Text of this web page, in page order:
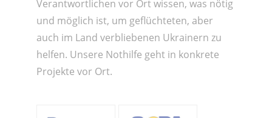
Verantwortlichen vor Ort wissen, was nötig
und möglich ist, um geflüchteten, aber
auch im Land verbliebenen Ukrainern zu
helfen. Unsere Nothilfe geht in konkrete
Projekte vor Ort.